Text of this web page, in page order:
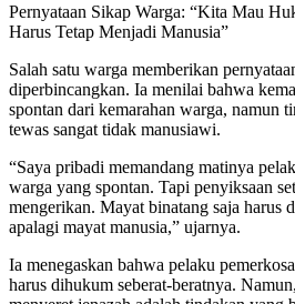
Pernyataan Sikap Warga: “Kita Mau
Harus Tetap Menjadi Manusia”
Salah satu warga memberikan
diperbincangkan. Ia menilai bahwa
spontan dari kemarahan warga, namun
tewas sangat tidak manusiawi.
“Saya pribadi memandang matinya
warga yang spontan. Tapi penyiksaan
mengerikan. Mayat binatang saja harus
apalagi mayat manusia,” ujarnya.
Ia menegaskan bahwa pelaku
harus dihukum seberat-beratnya.